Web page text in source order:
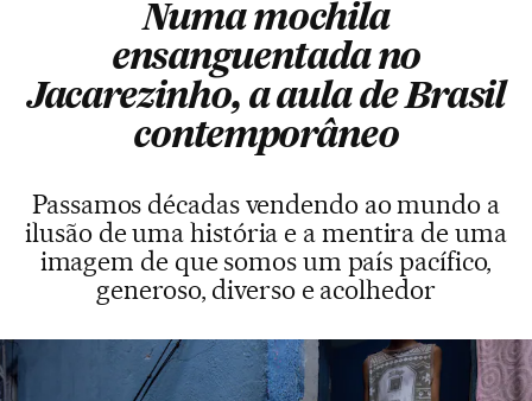
Numa mochila
ensanguentada no
Jacarezinho, a aula de Brasil
contemporâneo
Passamos décadas vendendo ao mundo a
ilusão de uma história e a mentira de uma
imagem de que somos um país pacífico,
generoso, diverso e acolhedor